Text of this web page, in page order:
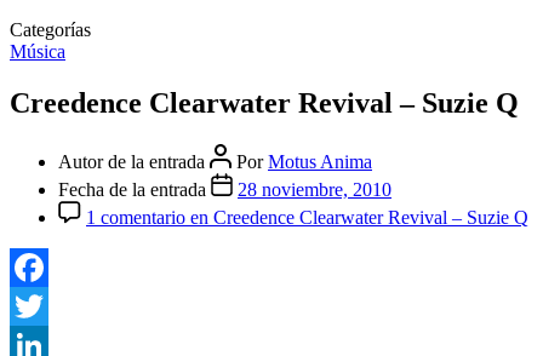
Categorías
Música
Creedence Clearwater Revival – Suzie Q
Autor de la entrada PorMotus Anima
Fecha de la entrada
28 noviembre, 2010
1 comentario en Creedence Clearwater Revival – Suzie Q
Facebook
Twitter